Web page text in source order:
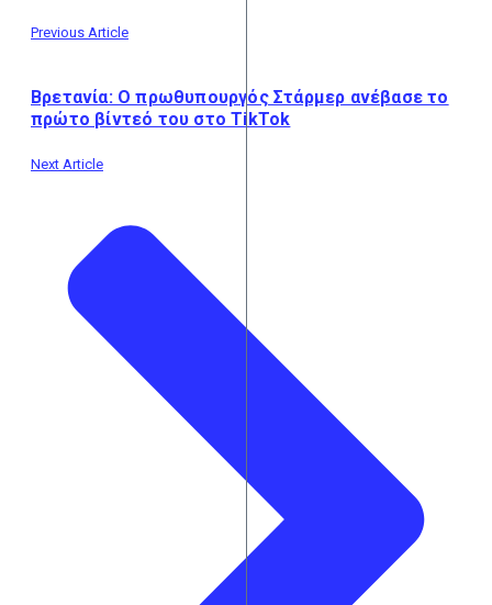
Previous Article
Βρετανία: Ο πρωθυπουργός Στάρμερ ανέβασε το
πρώτο βίντεό του στο TikTok
Next Article